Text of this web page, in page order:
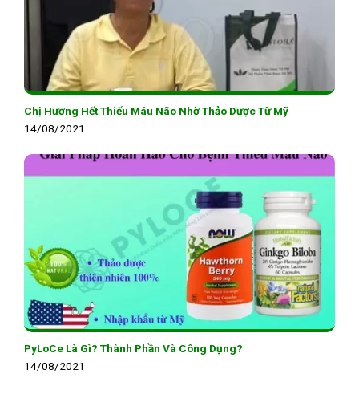
Chị Hương Hết Thiếu Máu Não Nhờ Thảo Dược Từ Mỹ
14/08/2021
PyLoCe Là Gì? Thành Phần Và Công Dụng?
14/08/2021